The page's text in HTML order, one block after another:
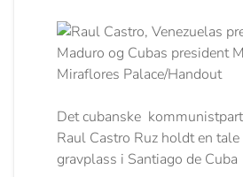
Det cubanske
Raul Castro Ruz holdt en
gravplass i Santiago de Cuba